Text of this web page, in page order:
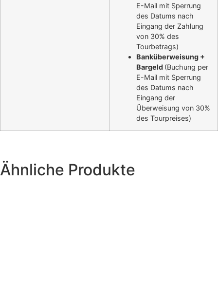
E-Mail mit Sperrung
des Datums nach
Eingang der Zahlung
von 30% des
Tourbetrags)
Banküberweisung +
Bargeld (Buchung per
E-Mail mit Sperrung
des Datums nach
Eingang der
Überweisung von 30%
des Tourpreises)
Ähnliche Produkte